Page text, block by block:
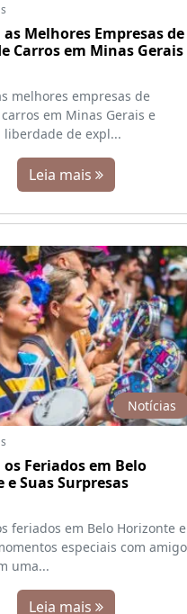
Melhores Empresas de
Carros em Minas Gerais
melhores empresas de
em Minas Gerais e
liberdade de expl...
Leia mais
Notícias
Feriados em Belo
e Suas Surpresas
feriados em Belo Horizonte e
especiais com
uma...
Leia mais